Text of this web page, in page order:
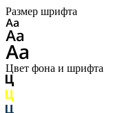
Размер шрифта
Цвет фона и шрифта